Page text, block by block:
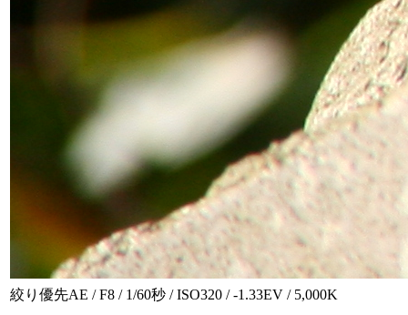
絞り優先AE / F8 / 1/60秒 / ISO320 / -1.33EV / 5,000K